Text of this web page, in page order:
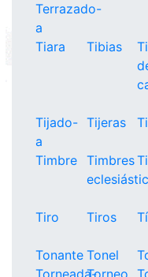
Terrazado-
a
Tiara Tibias
Tijado-
a
Tijeras
Timbre Timbres
Tiro Tiros
Tonante Tonel
Torneada-Torneo